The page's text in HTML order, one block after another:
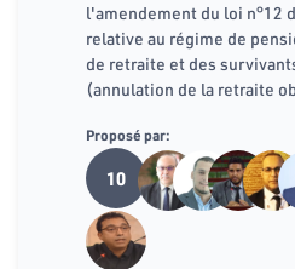
l'amendement du loi n°12
relative au régime de
de retraite et des
(annulation de la retraite
Proposé par:
10